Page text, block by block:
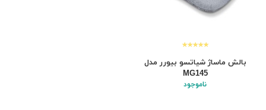
بالش ماساژ شیاتسو بیورر مدل
MG145
ناموجود